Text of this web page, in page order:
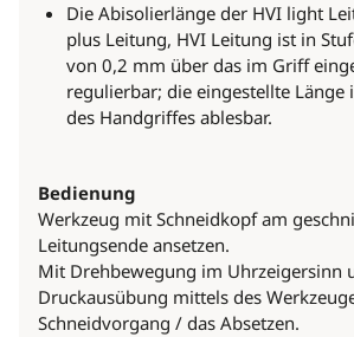
Die Abisolierlänge der HVI light
plus Leitung, HVI Leitung ist in
von 0,2 mm über das im Griff
regulierbar; die eingestellte Länge
des Handgriffes ablesbar.
Bedienung
Werkzeug mit Schneidkopf am
Leitungsende ansetzen.
Mit Drehbewegung im Uhrzeigersinn
Druckausübung mittels des
Schneidvorgang / das Absetzen.